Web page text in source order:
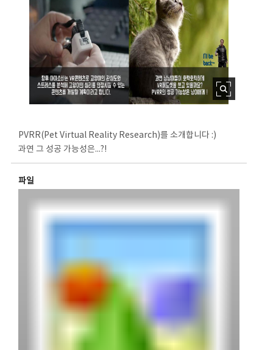
PVRR(Pet Virtual Reality Research)를 소개합니다 :)
과연 그 성공 가능성은...?!
파일